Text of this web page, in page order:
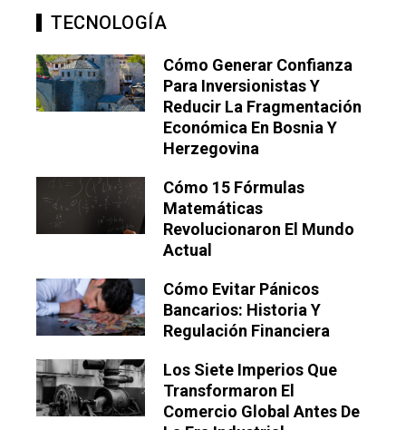
TECNOLOGÍA
Cómo Generar Confianza
Para Inversionistas Y
Reducir La Fragmentación
Económica En Bosnia Y
Herzegovina
Cómo 15 Fórmulas
Matemáticas
Revolucionaron El Mundo
Actual
Cómo Evitar Pánicos
Bancarios: Historia Y
Regulación Financiera
Los Siete Imperios Que
Transformaron El
Comercio Global Antes De